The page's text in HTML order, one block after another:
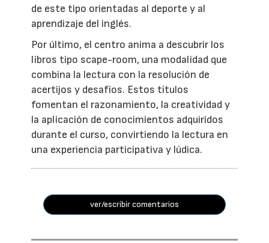
de este tipo orientadas al deporte y al
aprendizaje del inglés.
Por último, el centro anima a descubrir los
libros tipo scape-room, una modalidad que
combina la lectura con la resolución de
acertijos y desafíos. Estos títulos
fomentan el razonamiento, la creatividad y
la aplicación de conocimientos adquiridos
durante el curso, convirtiendo la lectura en
una experiencia participativa y lúdica.
ver/escribir comentarios